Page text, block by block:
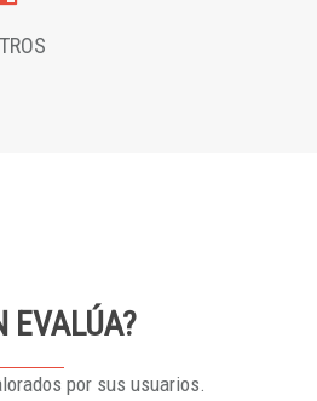
EVALÚA?
por sus usuarios.